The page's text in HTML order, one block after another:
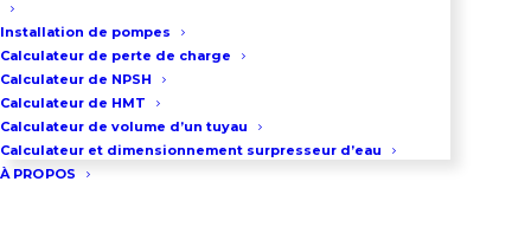
Installation de pompes
Calculateur de perte de charge
Calculateur de NPSH
Calculateur de HMT
Calculateur de volume d’un tuyau
Calculateur et dimensionnement surpresseur d’eau
À PROPOS